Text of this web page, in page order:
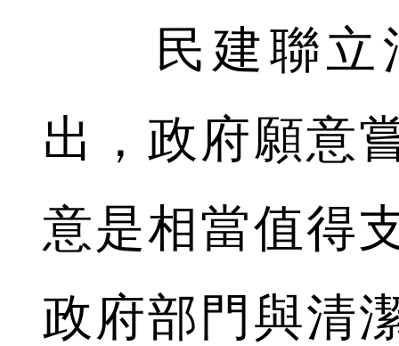
民建聯立
出，政府願意
意是相當值得
政府部門與清